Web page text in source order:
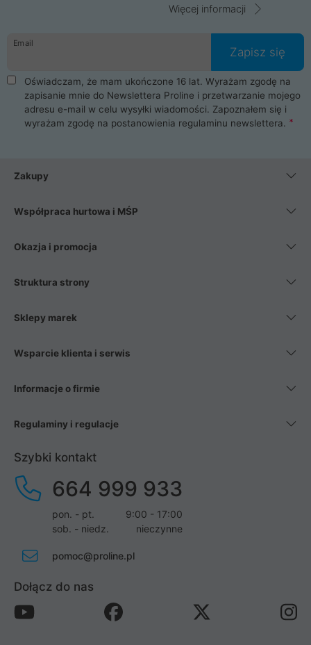
komunikacja ze sklepem komputerowym ProLine jest
danych osobowych. Dlatego zakup notebooka albo laptopa w
ProLine to czysta przyjemność i pełne bezpieczeństwo.
Zaopatrzysz się u nas w akcesoria i części komputerowe
takie jak procesory, karty graficzne, płyty główne, pamięci,
dyski SSD, M.2 oraz HDD. Nasi pracownicy pomogą Ci wybrać
najlepszy zasilacz komputerowy oraz obudowę do komputera.
Poza komputerami mamy również najlepsze na rynku
Smartfony takich producentów jak Xiaomi, Apple, Samsung i
wentylatory. Na koniec mając już to wszystko, możesz
Więcej informacji
Email
Zapisz się
Oświadczam, że mam ukończone 16 lat. Wyrażam zgodę na
zapisanie mnie do Newslettera Proline i przetwarzanie mojego
adresu e-mail w celu wysyłki wiadomości. Zapoznałem się i
wyrażam zgodę na postanowienia regulaminu newslettera.
Zakupy
Współpraca hurtowa i MŚP
Okazja i promocja
Struktura strony
Sklepy marek
Wsparcie klienta i serwis
Informacje o firmie
Regulaminy i regulacje
Szybki kontakt
664 999 933
pon. - pt.
9:00 - 17:00
sob. - niedz.
nieczynne
pomoc@proline.pl
Dołącz do nas